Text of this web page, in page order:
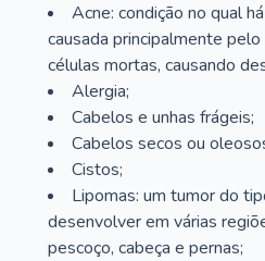
Acne: condição no qual
causada principalmente
células mortas, causando
Alergia;
Cabelos e unhas frágeis;
Cabelos secos ou
Cistos;
Lipomas: um tumor do
desenvolver em várias
pescoço, cabeça e pernas;